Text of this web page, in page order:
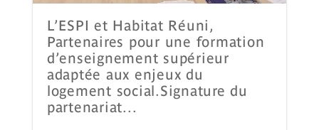
L’ESPI et Habitat Réuni,
Partenaires pour une formation
d’enseignement supérieur
adaptée aux enjeux du
logement social.Signature du
partenariat...